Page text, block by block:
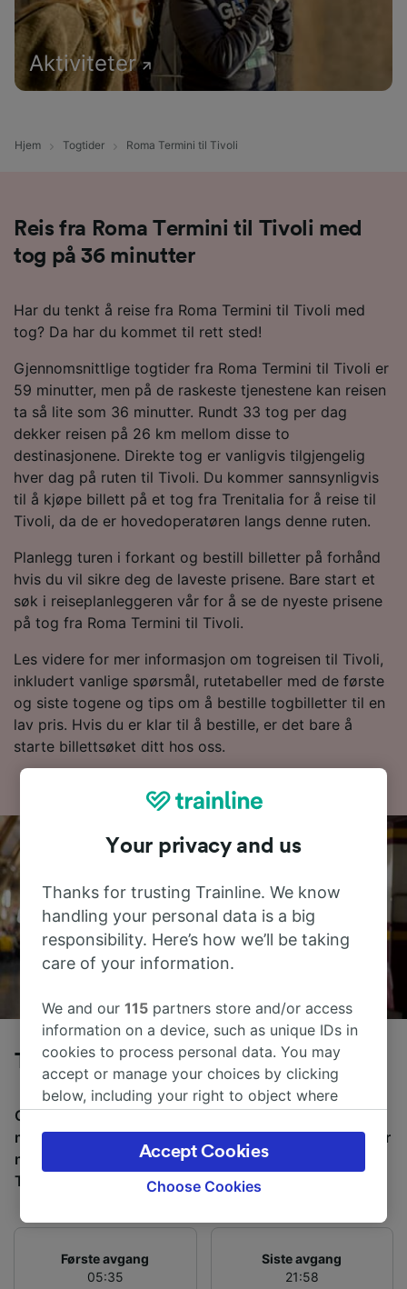
Aktiviteter
Hjem Togtider Roma Termini til Tivoli
Reis fra Roma Termini til Tivoli med
tog på 36 minutter
Har du tenkt å reise fra Roma Termini til Tivoli med
tog? Da har du kommet til rett sted!
Gjennomsnittlige togtider fra Roma Termini til Tivoli er
59 minutter, men på de raskeste tjenestene kan reisen
ta så lite som 36 minutter. Rundt 33 tog per dag
dekker reisen på 26 km mellom disse to
destinasjonene. Direkte tog er vanligvis tilgjengelig
hver dag på ruten til Tivoli. Du kommer sannsynligvis
til å kjøpe billett på et tog fra Trenitalia for å reise til
Tivoli, da de er hovedoperatøren langs denne ruten.
Planlegg turen i forkant og bestill billetter på forhånd
hvis du vil sikre deg de laveste prisene. Bare start et
søk i reiseplanleggeren vår for å se de nyeste prisene
på tog fra Roma Termini til Tivoli.
Les videre for mer informasjon om togreisen til Tivoli,
inkludert vanlige spørsmål, rutetabeller med de første
og siste togene og tips om å bestille togbilletter til en
lav pris. Hvis du er klar til å bestille, er det bare å
starte billettsøket ditt hos oss.
Tog fra Roma Termini til Tivoli
Gjennomsnittlig tid å reise fra Roma Termini til Tivoli
med tog er 59m, over en avstand på rundt 26 km. Det er
normalt 33 tog per dag som reiser fra Roma Termini til
Tivoli, og billetter starter fra kr 30,03.
Første avgang
05:35
Siste avgang
21:58
Your privacy and us
Thanks for trusting Trainline. We know
handling your personal data is a big
responsibility. Here’s how we’ll be taking
care of your information.
We and our115 partners store and/or access
information on a device, such as unique IDs in
cookies to process personal data. You may
accept or manage your choices by clicking
below, including your right to object where
the privacy policy page. These choices will be
signaled to our partners and will not affect
browsing data. Your data will not be used for
track you.
We and our partners process data to provide:
Use precise geolocation data. Actively scan
Choose Cookies
Accept Cookies